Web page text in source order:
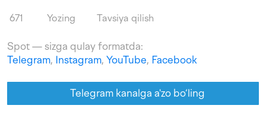
671 Yozing Tavsiya qilish
Spot — sizga qulay formatda:
Telegram, Instagram, YouTube, Facebook
Telegram kanalga a'zo bo‘ling